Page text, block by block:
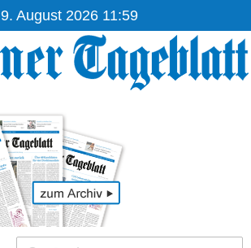
9. August 2026 11:59